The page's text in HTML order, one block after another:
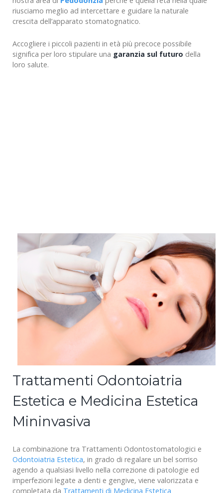
riusciamo meglio ad intercettare e guidare la naturale
crescita dell’apparato stomatognatico.
Accogliere i piccoli pazienti in età più precoce possibile
significa per loro stipulare una garanzia sul futuro della
loro salute.
Trattamenti Odontoiatria
Estetica e Medicina Estetica
Mininvasiva
La combinazione tra Trattamenti Odontostomatologici e
Odontoiatria Estetica, in grado di regalare un bel sorriso
agendo a qualsiasi livello nella correzione di patologie ed
imperfezioni legate a denti e gengive, viene valorizzata e
completata da Trattamenti di Medicina Estetica